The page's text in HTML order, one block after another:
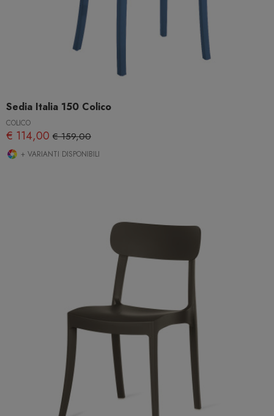
Sedia Italia 150 Colico
COLICO
€ 114,00 € 159,00
+ VARIANTI DISPONIBILI